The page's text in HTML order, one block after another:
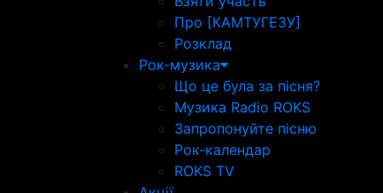
Про [КАМТУГЕЗУ]
Розклад
Рок-музика
Що це була за пісня?
Музика Radio ROKS
Запропонуйте пісню
Рок-календар
ROKS TV